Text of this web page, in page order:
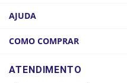
COMO CHEGAR
AJUDA
COMO COMPRAR
CADASTRE-SE
ATENDIMENTO